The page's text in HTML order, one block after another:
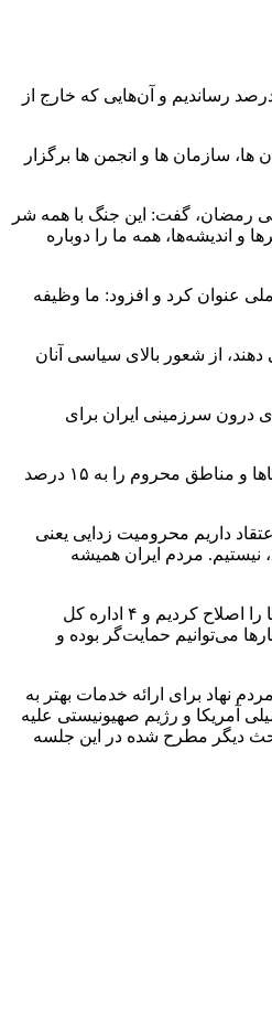
امور توسعه روستایی ریاست جمهوری گفت: طبق یکی از تفاهم‌نامه‌های این معاونت با بانک ها، نرخ تسهیلات واحدهای تولیدی در روستاها و مناطق محروم را به ۱۵ درصد رساندیم و آن‌هایی که خارج از
سازمان ها و انجمن ها برگزار
این نشست با اشاره به سرکشی خود و نمایندگانش به ۱۷ استان در ایام جنگ تحمیلی رمضان، گفت: این جنگ با همه شر
اندیشه‌ها، همه ما را دوباره
عنوان کرد و افزود: ما وظیفه
از شعور بالای سیاسی آنان
درون سرزمینی ایران برای
حسین زاده در این نشست با اشاره انعقاد ۷ تفاهم‌نامه معاونت با بانک‌های مختلف در سال جاری، گفت: طبق یکی از این تفاهم‌نامه‌ها نرخ تسهیلات واحدهای تولیدی در روستاها و مناطق محروم را به ۱۵ درصد
داریم محرومیت زدایی یعنی
نیستیم. مردم ایران همیشه
حسین زاده با اشاره به فعالیت معاونت توسعه روستایی و مناطق محروم کشور برای ارتقای ارائه تسهیلات جهت توانمندسازی مناطق کم برخوردار ایران گفت: ما ساختارها را اصلاح کردیم و ۴ اداره کل‌
می‌توانیم حمایت‌گر بوده و
نهاد برای ارائه خدمات بهتر به
آمریکا و رژیم صهیونیستی علیه
دیگر مطرح شده در این جلسه